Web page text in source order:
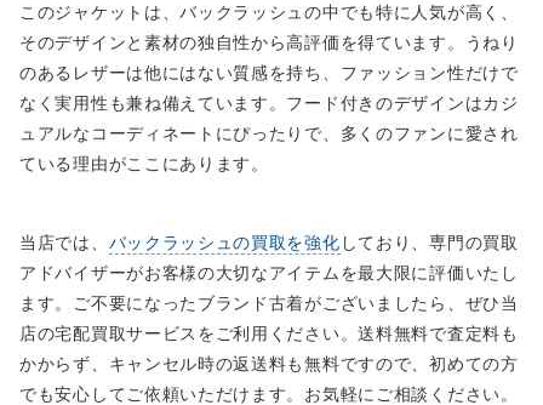
このジャケットは、バックラッシュの中でも特に人気が高く、
そのデザインと素材の独自性から高評価を得ています。うねり
のあるレザーは他にはない質感を持ち、ファッション性だけで
なく実用性も兼ね備えています。フード付きのデザインはカジ
ュアルなコーディネートにぴったりで、多くのファンに愛され
ている理由がここにあります。
当店では、 バックラッシュの買取を強化 しており、専門の買取
アドバイザーがお客様の大切なアイテムを最大限に評価いたし
ます。ご不要になったブランド古着がございましたら、ぜひ当
店の宅配買取サービスをご利用ください。送料無料で査定料も
かからず、キャンセル時の返送料も無料ですので、初めての方
でも安心してご依頼いただけます。お気軽にご相談ください。